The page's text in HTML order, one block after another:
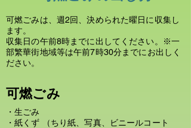
可燃ごみは、週2回、決められた曜日に収集し
ます。
収集日の午前8時までに出してください。※一
部繁華街地域等は午前7時30分までにお出しく
ださい。
可燃ごみ
・生ごみ
・紙くず （ちり紙、写真、ビニールコート